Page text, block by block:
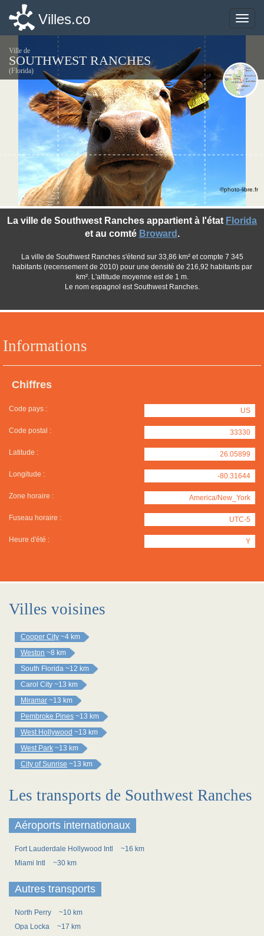
Toggle
Villes.co
Ville de
SOUTHWEST RANCHES
(Florida)
Informations
Chiffres
Code pays : US
Code postal : 33330
Latitude : 26.05899
Longitude : -80.31644
Zone horaire : America/New_York
Fuseau horaire : UTC-5
Heure d'été : Y
La ville de Southwest Ranches appartient à l'état Florida
et au comté Broward .
La ville de Southwest Ranches s'étend sur 33,86 km² et compte 7 345
habitants (recensement de 2010) pour une densité de 216,92 habitants par
km². L'altitude moyenne est de 1 m.
Le nom espagnol est Southwest Ranches.
©photo-libre.fr
Villes voisines
Cooper City ~4 km
Weston ~8 km
South Florida ~12 km
Carol City ~13 km
Miramar ~13 km
Pembroke Pines ~13 km
West Hollywood ~13 km
West Park ~13 km
City of Sunrise ~13 km
Les transports de Southwest Ranches
Aéroports internationaux
Fort Lauderdale Hollywood Intl
~16 km
Miami Intl
~30 km
Autres transports
North Perry
~10 km
Opa Locka
~17 km
Toggle
Villes.co